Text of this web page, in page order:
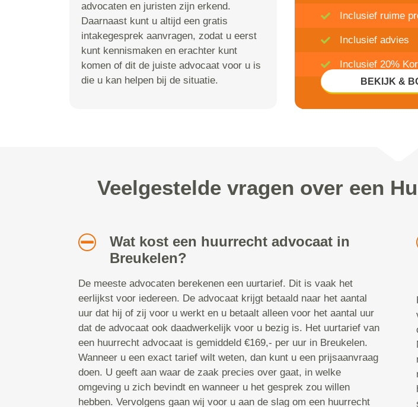
advocaten en juristen zijn erkend.
Daarnaast kunt u altijd een gratis
intakegesprek aanvragen, zodat u eerst
kunt kennismaken en erachter kunt
komen of dit de juiste advocaat voor u is
die u kan helpen bij de situatie.
Inclusief ruime
Inclusief advies
Inclusief 20%
BEKIJK &
Veelgestelde vragen over een
Wat kost een huurrecht advocaat in
Breukelen?
De meeste advocaten berekenen een uurtarief. Dit is vaak het
eerlijkst voor iedereen. De advocaat krijgt betaald naar het aantal
uur dat hij of zij voor u werkt en u betaalt alleen voor het aantal uur
dat de advocaat ook daadwerkelijk voor u bezig is. Het uurtarief van
een huurrecht advocaat is gemiddeld €169,- per uur in Breukelen.
Wanneer u een exact tarief wilt weten, dan kunt u een prijsaanvraag
doen. U geeft aan waar de zaak precies over gaat, in welke
omgeving u zich bevindt en wanneer u het gesprek zou willen
hebben. Vervolgens gaan wij voor u aan de slag om een huurrecht